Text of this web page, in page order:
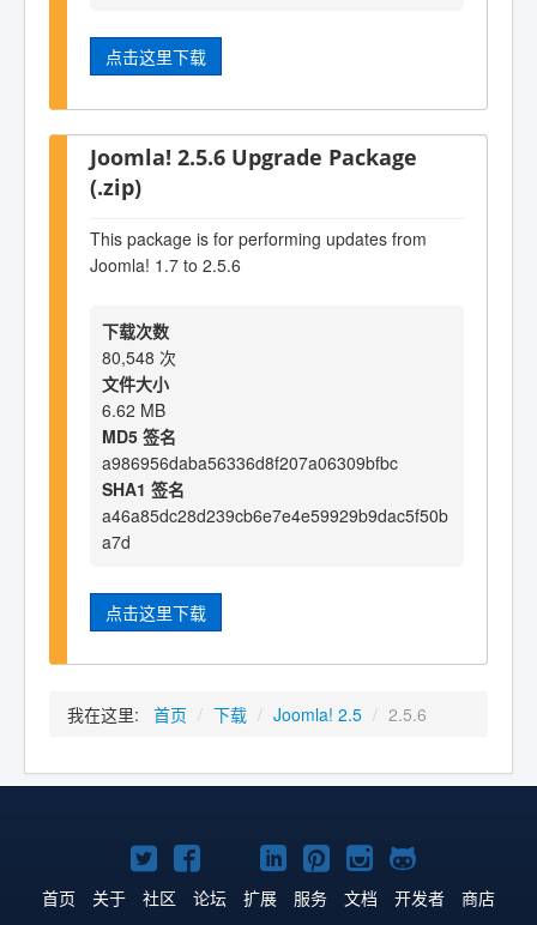
点击这里下载
Joomla! 2.5.6 Upgrade Package
(.zip)
This package is for performing updates from
Joomla! 1.7 to 2.5.6
下载次数
80,548 次
文件大小
6.62 MB
MD5 签名
a986956daba56336d8f207a06309bfbc
SHA1 签名
a46a85dc28d239cb6e7e4e59929b9dac5f50b
a7d
点击这里下载
我在这里: 首页 / 下载 / Joomla! 2.5 / 2.5.6
Twitter
主
Facebook
主
YouTube
主
LinkedIn
主
Pinterest
主
Instagram
主
GitHub
主
首页 关于 社区 论坛 扩展 服务 文档 开发者
商店